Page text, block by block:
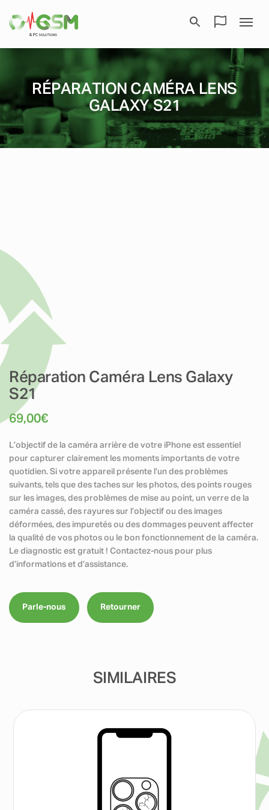
RÉPARATION CAMÉRA LENS
GALAXY S21
Réparation Caméra Lens Galaxy
S21
69,00€
L’objectif de la caméra arrière de votre iPhone est essentiel
pour capturer clairement les moments importants de votre
quotidien. Si votre appareil présente l’un des problèmes
suivants, tels que des taches sur les photos, des points rouges
sur les images, des problèmes de mise au point, un verre de la
caméra cassé, des rayures sur l’objectif ou des images
déformées, des impuretés ou des dommages peuvent affecter
la qualité de vos photos ou le bon fonctionnement de la caméra.
Le diagnostic est gratuit ! Contactez-nous pour plus
d’informations et d’assistance.
Parle-nous Retourner
SIMILAIRES